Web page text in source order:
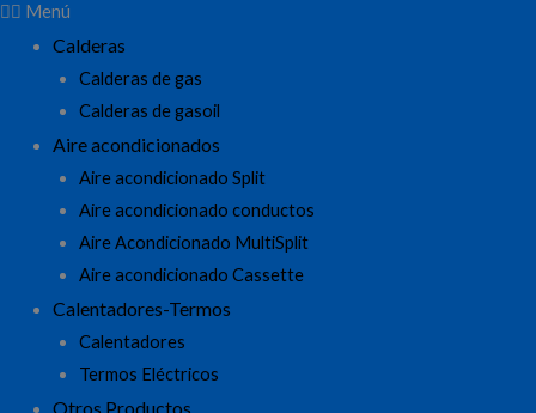
Menú
Calderas
Calderas de gas
Calderas de gasoil
Aire acondicionados
Aire acondicionado Split
Aire acondicionado conductos
Aire Acondicionado MultiSplit
Aire acondicionado Cassette
Calentadores-Termos
Calentadores
Termos Eléctricos
Otros Productos